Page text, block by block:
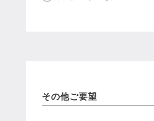
その他ご要望